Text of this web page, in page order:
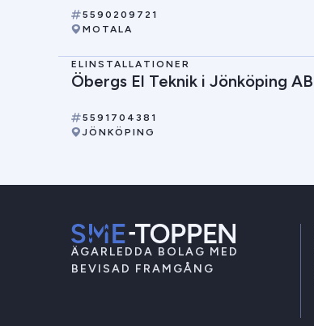
5590209721
MOTALA
ELINSTALLATIONER
Öbergs El Teknik i Jönköping AB
5591704381
JÖNKÖPING
ÄGARLEDDA BOLAG MED
BEVISAD FRAMGÅNG